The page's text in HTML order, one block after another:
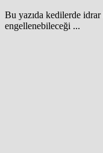
Bu yazıda kedilerde idrar
engellenebileceği ...